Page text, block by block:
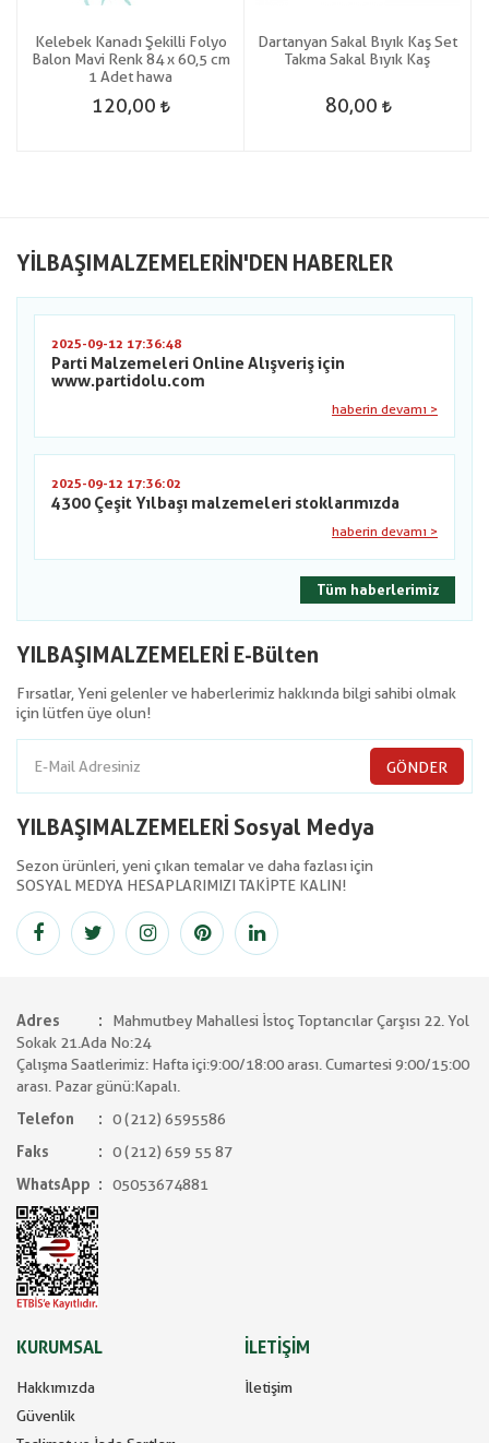
Kelebek Kanadı Şekilli Folyo
Balon Mavi Renk 84 x 60,5 cm
1 Adet hawa
120,00
Dartanyan Sakal Bıyık Kaş Set
Takma Sakal Bıyık Kaş
80,00
YILBAŞIMALZEMELERIN'DEN HABERLER
2025-09-12 17:36:48
Parti Malzemeleri Online Alışveriş için
www.partidolu.com
haberin devamı >
2025-09-12 17:36:02
4300 Çeşit Yılbaşı malzemeleri stoklarımızda
haberin devamı >
Tüm haberlerimiz
YILBAŞIMALZEMELERİ E-Bülten
Fırsatlar, Yeni gelenler ve haberlerimiz hakkında bilgi sahibi olmak
için lütfen üye olun!
GÖNDER
YILBAŞIMALZEMELERİ Sosyal Medya
Sezon ürünleri, yeni çıkan temalar ve daha fazlası için
SOSYAL MEDYA HESAPLARIMIZI TAKİPTE KALIN!
Adres
Mahmutbey Mahallesi İstoç Toptancılar Çarşısı 22. Yol
Sokak 21.Ada No:24
Çalışma Saatlerimiz: Hafta içi:9:00/18:00 arası. Cumartesi 9:00/15:00
arası. Pazar günü:Kapalı.
Telefon
0 (212) 6595586
Faks
0 (212) 659 55 87
WhatsApp
05053674881
KURUMSAL
Hakkımızda
Güvenlik
İLETİŞİM
İletişim